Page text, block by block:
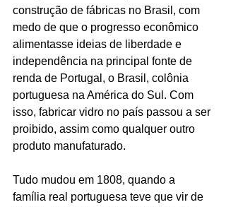
construção de fábricas no Brasil, com
medo de que o progresso econômico
alimentasse ideias de liberdade e
independência na principal fonte de
renda de Portugal, o Brasil, colônia
portuguesa na América do Sul. Com
isso, fabricar vidro no país passou a ser
proibido, assim como qualquer outro
produto manufaturado.
Tudo mudou em 1808, quando a
família real portuguesa teve que vir de